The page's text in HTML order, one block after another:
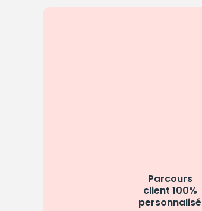
Parcours
client 100%
personnalisé